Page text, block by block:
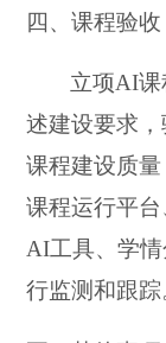
四、课程验收
立项AI
述建设要求
课程建设质
课程运行平台
AI工具、学
行监测和跟踪